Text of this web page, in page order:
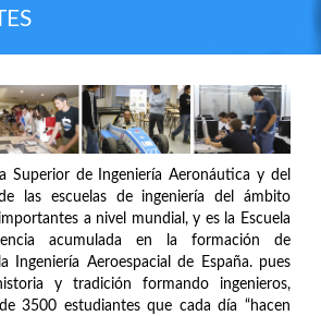
Superior de Ingeniería Aeronáutica y del
las escuelas de ingeniería del ámbito
a nivel mundial, y es la Escuela
acumulada en la formación de
Ingeniería Aeroespacial de España. pues
y tradición formando ingenieros,
3500 estudiantes que cada día “hacen